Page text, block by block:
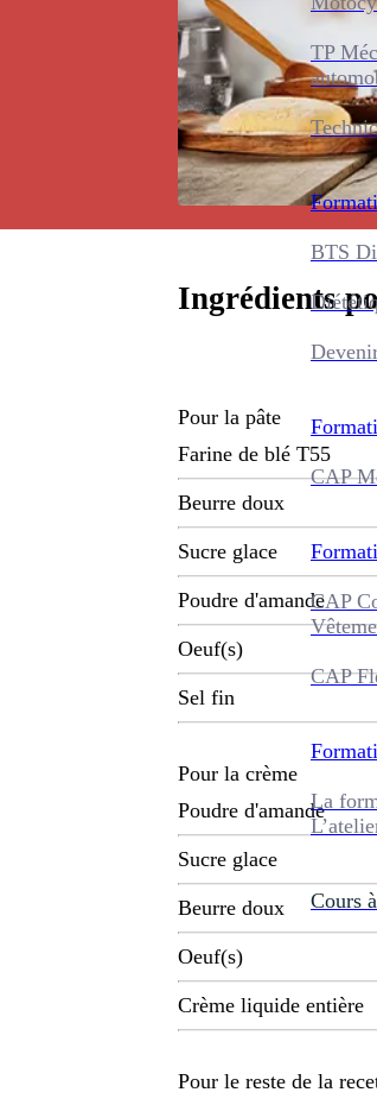
TP
BTS
CAP
CAP
CAP
La
Cours
Ingrédients
Pour la pâte
Farine de blé T55
Beurre doux
Sucre glace
Poudre d'amande
Oeuf(s)
Sel fin
Pour la crème
Poudre d'amande
Sucre glace
Beurre doux
Oeuf(s)
Crème liquide entière
Pour le reste de la